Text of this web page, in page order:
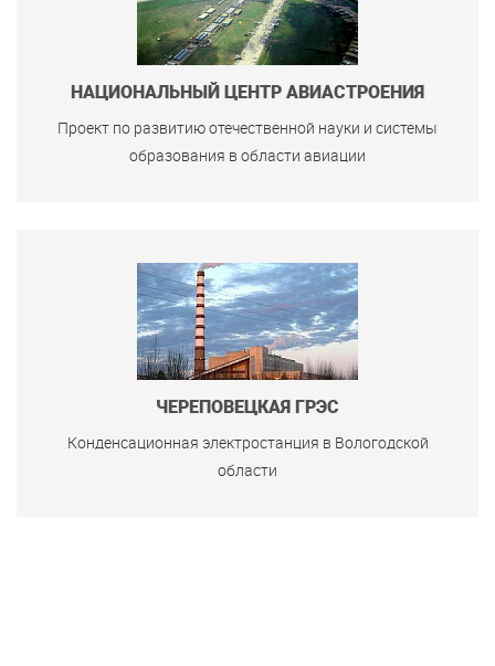
НАЦИОНАЛЬНЫЙ ЦЕНТР АВИАСТРОЕНИЯ
Проект по развитию отечественной науки и системы
образования в области авиации
ЧЕРЕПОВЕЦКАЯ ГРЭС
Конденсационная электростанция в Вологодской
области